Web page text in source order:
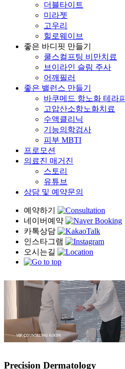
더블타이트
미라젯
고우리
힐로웨이브
좋은 바디핏 만들기
쿨스컬프팅 비만치료
브이라인 슬림 주사
어깨필러
좋은 밸런스 만들기
바쿠메드 항노화 테라피
고압산소항노화치료
수액클리닉
기능의학검사
피부 MBTI
프로모션
의료진 매거진
스토리
유튜브
상담 및 예약문의
Precision Dermatology